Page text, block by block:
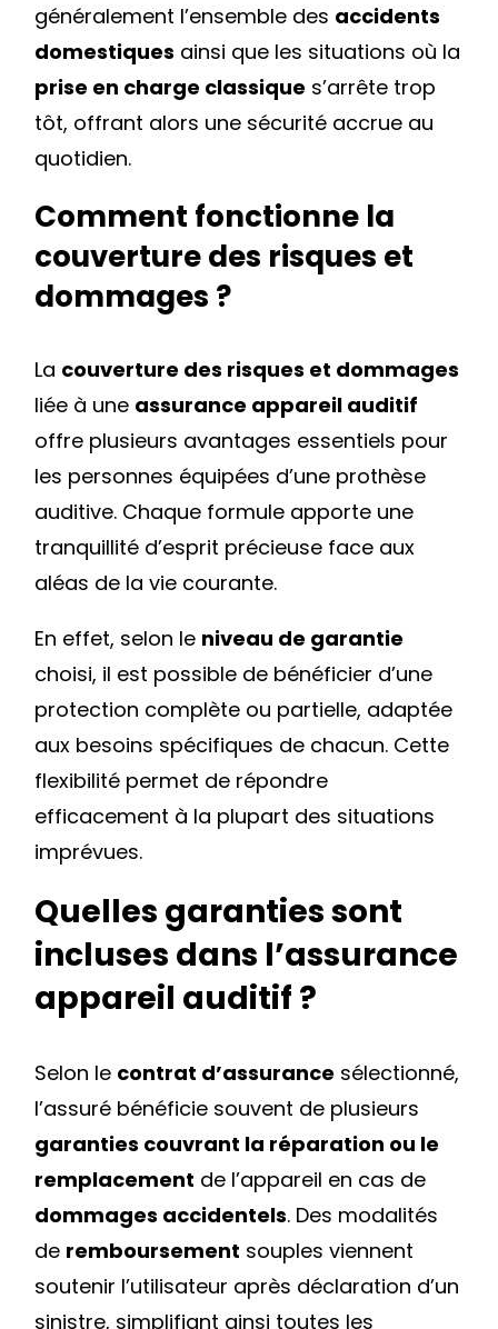
généralement l’ensemble des accidents
domestiques ainsi que les situations où la
prise en charge classique s’arrête trop
tôt, offrant alors une sécurité accrue au
quotidien.
Comment fonctionne la
couverture des risques et
dommages ?
La couverture des risques et dommages
liée à une assurance appareil auditif
offre plusieurs avantages essentiels pour
les personnes équipées d’une prothèse
auditive. Chaque formule apporte une
tranquillité d’esprit précieuse face aux
aléas de la vie courante.
En effet, selon le niveau de garantie
choisi, il est possible de bénéficier d’une
protection complète ou partielle, adaptée
aux besoins spécifiques de chacun. Cette
flexibilité permet de répondre
efficacement à la plupart des situations
imprévues.
Quelles garanties sont
incluses dans l’assurance
appareil auditif ?
Selon le contrat d’assurance sélectionné,
l’assuré bénéficie souvent de plusieurs
garanties couvrant la réparation ou le
remplacement de l’appareil en cas de
dommages accidentels. Des modalités
de remboursement souples viennent
soutenir l’utilisateur après déclaration d’un
sinistre, simplifiant ainsi toutes les